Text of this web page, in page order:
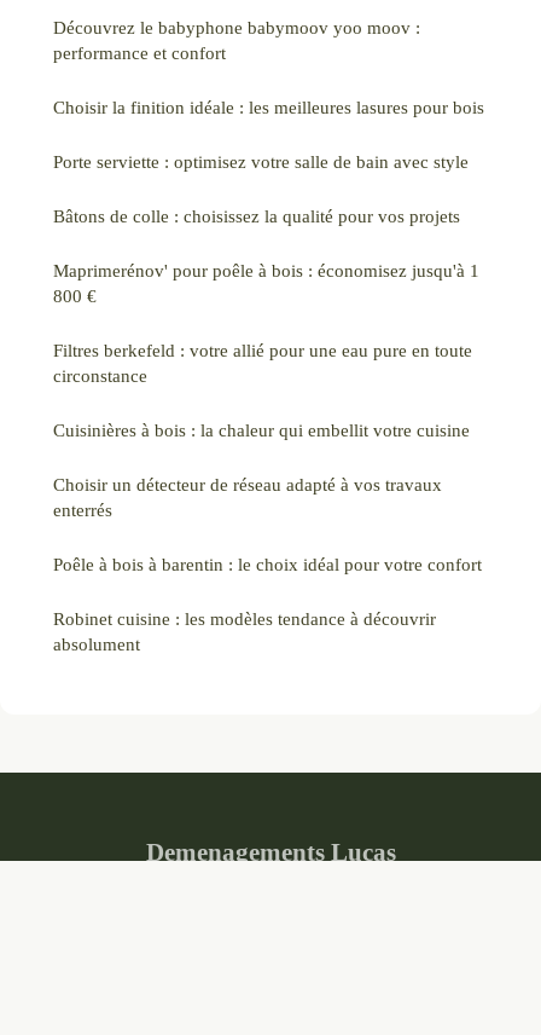
Découvrez le babyphone babymoov yoo moov :
performance et confort
Choisir la finition idéale : les meilleures lasures pour bois
Porte serviette : optimisez votre salle de bain avec style
Bâtons de colle : choisissez la qualité pour vos projets
Maprimerénov' pour poêle à bois : économisez jusqu'à 1
800 €
Filtres berkefeld : votre allié pour une eau pure en toute
circonstance
Cuisinières à bois : la chaleur qui embellit votre cuisine
Choisir un détecteur de réseau adapté à vos travaux
enterrés
Poêle à bois à barentin : le choix idéal pour votre confort
Robinet cuisine : les modèles tendance à découvrir
absolument
Demenagements Lucas